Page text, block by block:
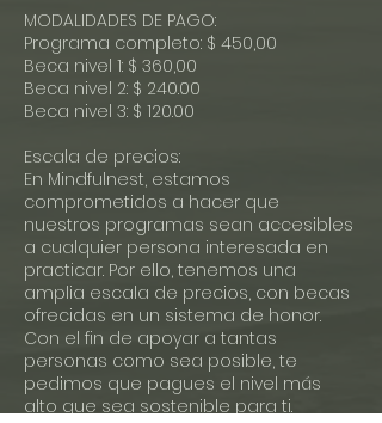
MODALIDADES DE PAGO:
Programa completo: $ 450,00
Beca nivel 1: $ 360,00
Beca nivel 2: $ 240.00
Beca nivel 3: $ 120.00
Escala de precios:
En Mindfulnest, estamos
comprometidos a hacer que
nuestros programas sean accesibles
a cualquier persona interesada en
practicar. Por ello, tenemos una
amplia escala de precios, con becas
ofrecidas en un sistema de honor.
Con el fin de apoyar a tantas
personas como sea posible, te
pedimos que pagues el nivel más
alto que sea sostenible para ti.